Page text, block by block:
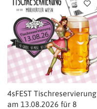
4sFEST Tischreservierung
am 13.08.2026 für 8